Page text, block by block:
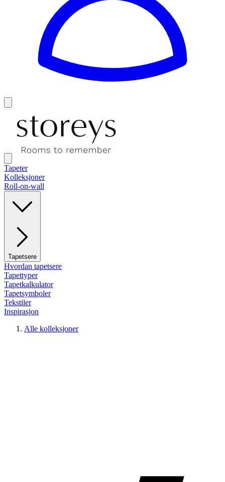
Tapeter
Kolleksjoner
Roll-on-wall
Tapetsere
Hvordan tapetsere
Tapettyper
Tapetkalkulator
Tapetsymboler
Tekstiler
Inspirasjon
Alle kolleksjoner